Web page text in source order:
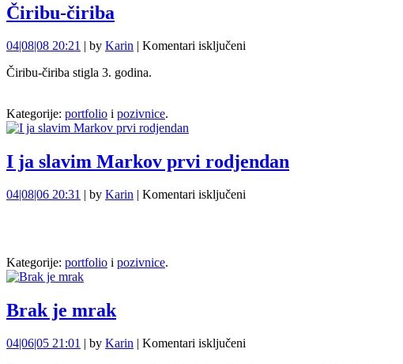
Čiribu-čiriba
04|08|08 20:21 | by Karin | Komentari isključeni
Čiribu-čiriba stigla 3. godina.
Kategorije: portfolio i pozivnice.
I ja slavim Markov prvi rodjendan
04|08|06 20:31 | by Karin | Komentari isključeni
Kategorije: portfolio i pozivnice.
Brak je mrak
04|06|05 21:01 | by Karin | Komentari isključeni